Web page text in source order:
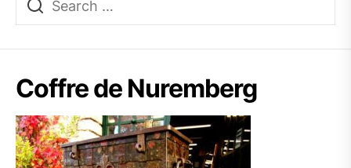
Coffre de Nuremberg